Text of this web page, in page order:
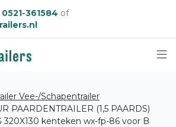
0521-361584 of
Vee-/Schapentrailer
PAARDENTRAILER (1,5 PAARDS)
320X130 kenteken wx-fp-86 voor B